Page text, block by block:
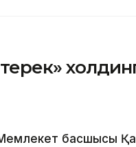
басшысы